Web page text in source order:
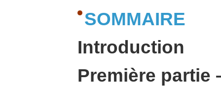
SOMMAIRE
Introduction
Première partie